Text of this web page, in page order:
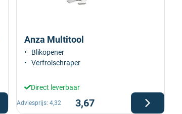
Anza Multitool
Blikopener
Verfrolschraper
Direct leverbaar
3,67
Adviesprijs:4,32